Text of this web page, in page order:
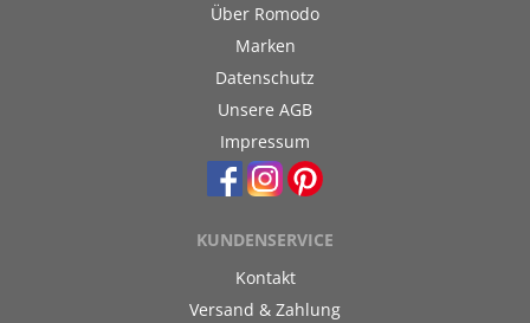
Über Romodo
Marken
Datenschutz
Unsere AGB
Impressum
KUNDENSERVICE
Kontakt
Versand & Zahlung